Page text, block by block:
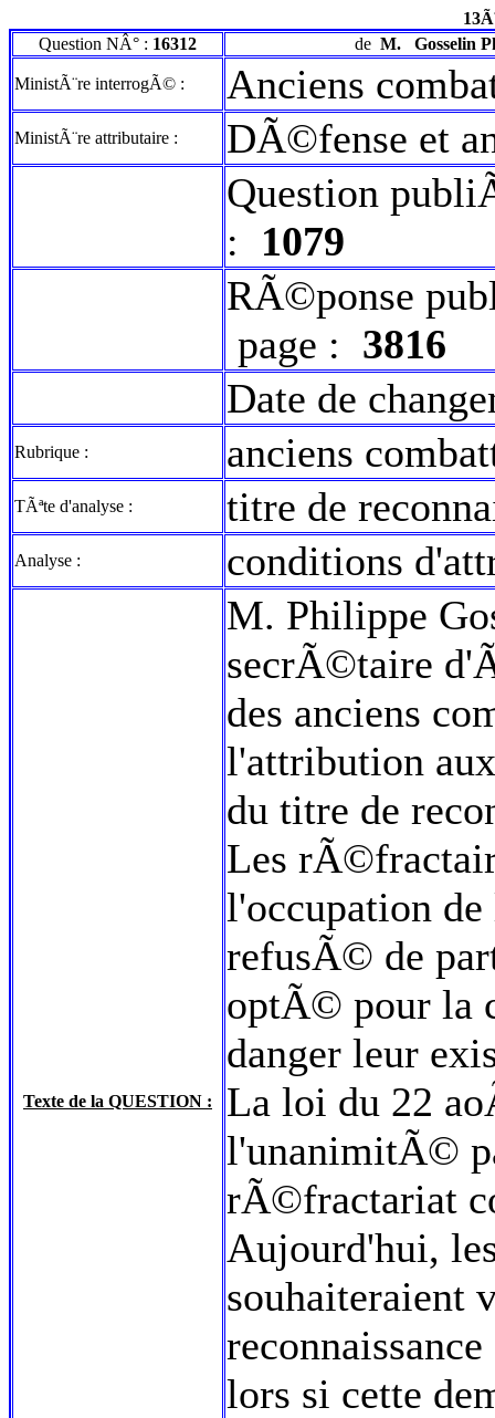
Question NÂ° : 16312 de M. Gosselin
MinistÃ¨re interrogÃ© : Anciens
MinistÃ¨re attributaire :
DÃ©fense et
Question
: 1079
RÃ©ponse
page : 3816
Date de
Rubrique : anciens
TÃªte d'analyse : titre de
Analyse : conditions
Texte de la QUESTION :
M. Philippe
secrÃ©taire
des anciens
l'attribution
du titre de
Les
l'occupation
refusÃ© de
optÃ© pour la
danger leur
La loi du 22
l'unanimitÃ©
rÃ©fractariat
Aujourd'hui,
souhaiteraient
lors si cette